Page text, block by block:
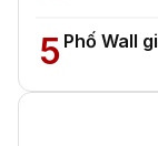
5 Phố Wall